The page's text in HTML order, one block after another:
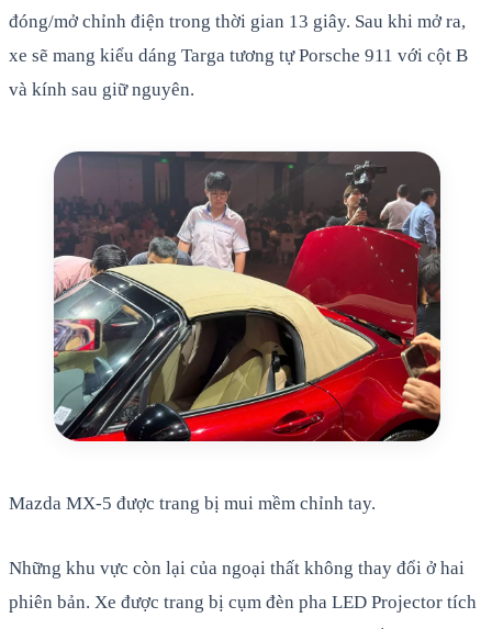
đóng/mở chỉnh điện trong thời gian 13 giây. Sau khi mở ra,
xe sẽ mang kiểu dáng Targa tương tự Porsche 911 với cột B
và kính sau giữ nguyên.
Mazda MX-5 được trang bị mui mềm chỉnh tay.
Những khu vực còn lại của ngoại thất không thay đổi ở hai
phiên bản. Xe được trang bị cụm đèn pha LED Projector tích